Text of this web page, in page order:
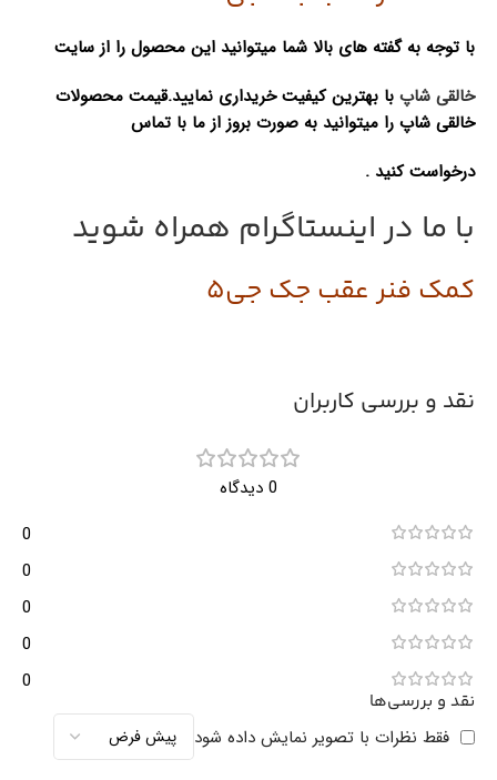
با توجه به گفته های بالا شما میتوانید این محصول را از سایت
خالقی شاپ با بهترین کیفیت خریداری نمایید.قیمت محصولات
خالقی شاپ را میتوانید به صورت بروز از ما با تماس
درخواست کنید .
با ما در اینستاگرام همراه شوید
کمک فنر عقب جک جی5
نقد و بررسی کاربران
0 دیدگاه
0
0
0
0
0
نقد و بررسی‌ها
فقط نظرات با تصویر نمایش داده شود